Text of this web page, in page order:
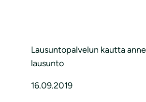
Lausuntopalvelun kautta
lausunto
16.09.2019